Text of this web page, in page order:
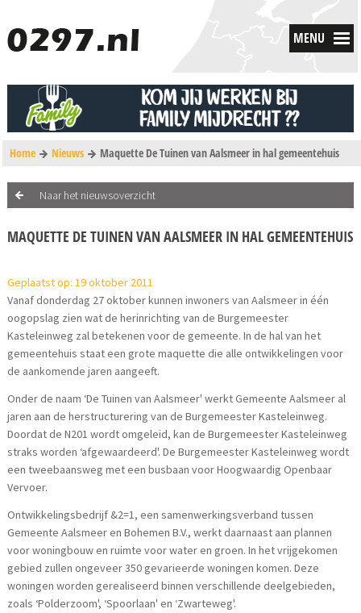
MENU
Home Nieuws Maquette De Tuinen van Aalsmeer in hal gemeentehuis
Naar het nieuwsoverzicht
MAQUETTE DE TUINEN VAN AALSMEER IN HAL GEMEENTEHUIS
Geplaatst op: 19 oktober 2011
Vanaf donderdag 27 oktober kunnen inwoners van Aalsmeer in één
oogopslag zien wat de herinrichting van de Burgemeester
Kasteleinweg zal betekenen voor de gemeente. In de hal van het
gemeentehuis staat een grote maquette die alle ontwikkelingen voor
de aankomende jaren aangeeft.
Onder de naam ‘De Tuinen van Aalsmeer' werkt Gemeente Aalsmeer al
jaren aan de herstructurering van de Burgemeester Kasteleinweg.
Doordat de N201 wordt omgeleid, kan de Burgemeester Kasteleinweg
straks worden ‘afgewaardeerd'. De Burgemeester Kasteleinweg wordt
een tweebaansweg met een busbaan voor Hoogwaardig Openbaar
Vervoer.
Ontwikkelingsbedrijf &2=1, een samenwerkingsverband tussen
Gemeente Aalsmeer en Bohemen B.V., werkt daarnaast aan plannen
voor woningbouw en ruimte voor water en groen. In het vrijgekomen
gebied zullen ongeveer 350 gevarieerde woningen komen. Deze
woningen worden gerealiseerd binnen verschillende deelgebieden,
zoals ‘Polderzoom', ‘Spoorlaan' en ‘Zwarteweg'.